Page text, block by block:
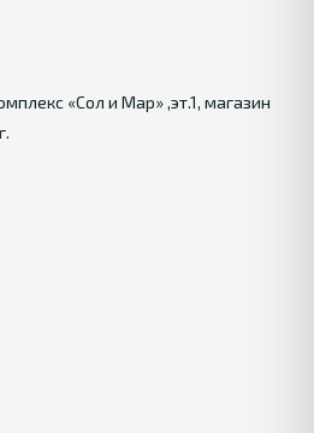
«Сол и Мар» ,эт.1, магазин